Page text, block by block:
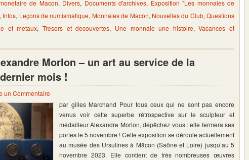
de Macon, Divers, Documents d'archives, Exposition "Les monnaies de
, Infos, Leçons de numismatique, Monnaies de Macon, Nouvelles du Club,Questions
et metaux,Tresors et decouvertes, Une monnaie une histoire,Vacances et
Morlon – un art au service de la
mois !
un Commentaire
par gilles Marchand Pour tous ceux qui ne sont pas encore
venus voir cette superbe rétrospective sur le sculpteur et
médailleur Alexandre Morlon, dépêchez vous : elle fermera ses
portes le 5 novembre ! Cette exposition se déroule actuellement
au musée des Ursulines à Mâcon (Saône et Loire) jusqu’au 5
novembre 2023. Elle contient de très nombreuses œuvres